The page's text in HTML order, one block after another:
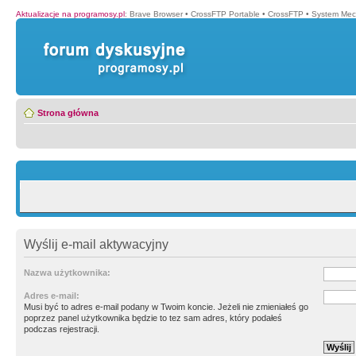
Aktualizacje na programosy.pl: Brave Browser • CrossFTP Portable • CrossFTP • System
Strona główna
Wyślij e-mail aktywacyjny
Nazwa użytkownika:
Adres e-mail:
Musi być to adres e-mail podany w Twoim koncie. Jeżeli nie zmieniałeś go
poprzez panel użytkownika będzie to tez sam adres, który podałeś
podczas rejestracji.